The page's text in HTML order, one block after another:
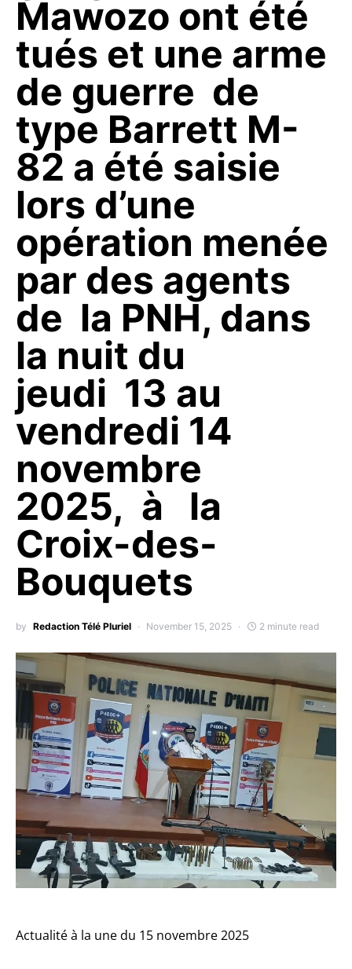
Mawozo ont été
tués et une arme
de guerre de
type Barrett M-
82 a été saisie
lors d’une
opération menée
par des agents
de la PNH, dans
la nuit du
jeudi 13 au
vendredi 14
novembre
2025, à la
Croix-des-
Bouquets
by Redaction Télé Pluriel November 15, 2025 2 minute read
Actualité à la une du 15 novembre 2025